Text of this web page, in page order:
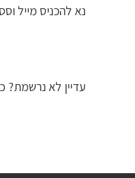
נא להכניס מייל
עדיין לא נרשמת?